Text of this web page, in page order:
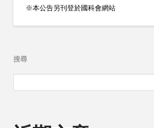
※本公告另刊登於國科會網站
搜尋